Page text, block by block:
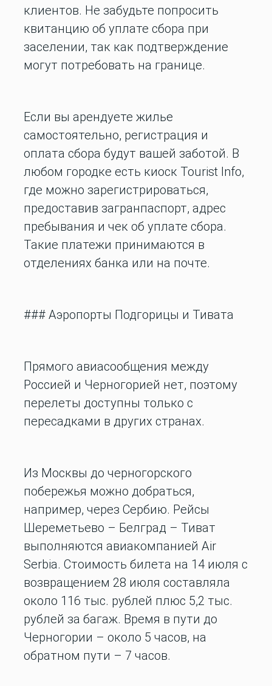
клиентов. Не забудьте попросить
квитанцию об уплате сбора при
заселении, так как подтверждение
могут потребовать на границе.
Если вы арендуете жилье
самостоятельно, регистрация и
оплата сбора будут вашей заботой. В
любом городке есть киоск Tourist Info,
где можно зарегистрироваться,
предоставив загранпаспорт, адрес
пребывания и чек об уплате сбора.
Такие платежи принимаются в
отделениях банка или на почте.
### Аэропорты Подгорицы и Тивата
Прямого авиасообщения между
Россией и Черногорией нет, поэтому
перелеты доступны только с
пересадками в других странах.
Из Москвы до черногорского
побережья можно добраться,
например, через Сербию. Рейсы
Шереметьево – Белград – Тиват
выполняются авиакомпанией Air
Serbia. Стоимость билета на 14 июля с
возвращением 28 июля составляла
около 116 тыс. рублей плюс 5,2 тыс.
рублей за багаж. Время в пути до
Черногории – около 5 часов, на
обратном пути – 7 часов.